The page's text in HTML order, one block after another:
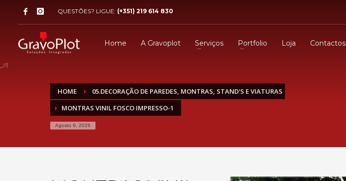
QUESTÕES? LIGUE: (+351) 219 614 830
Home A Gravoplot Serviços Portfolio Loja Contactos
HOME
05.DECORAÇÃO DE PAREDES, MONTRAS, STAND'S E VIATURAS
MONTRAS VINIL FOSCO IMPRESSO-1
Agosto 9, 2026